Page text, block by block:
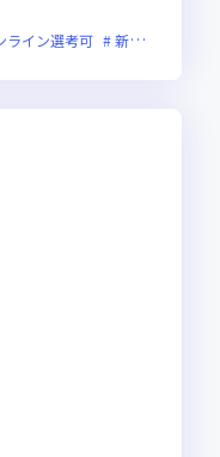
ライン選考可 新規立ち上げ